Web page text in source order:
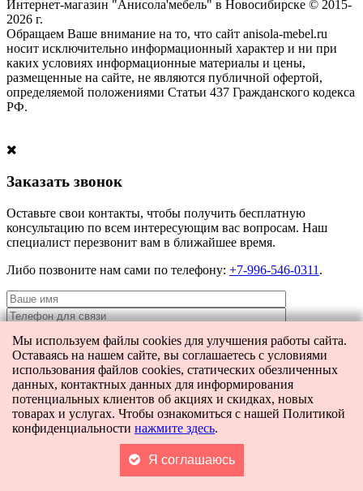
Интернет-магазин "Анисола'мебель" в Новосибирске © 2015-
2026 г.
Обращаем Ваше внимание на то, что сайт anisola-mebel.ru
носит исключительно информационный характер и ни при
каких условиях информационные материалы и цены,
размещенные на сайте, не являются публичной офертой,
определяемой положениями Статьи 437 Гражданского кодекса
РФ.
Заказать звонок
Оставьте свои контакты, чтобы получить бесплатную
консультацию по всем интересующим вас вопросам. Наш
специалист перезвонит вам в ближайшее время.
Либо позвоните нам сами по телефону: +7-996-546-0311 .
Я даю согласие наобработку персональных данныхи согласие на
передачу этих данных третьим лицам.
[contact-form-7 404 "Not Found"]
Поиск
Мы используем файлы cookies для улучшения работы сайта.
Оставаясь на нашем сайте, вы соглашаетесь с условиями
использования файлов cookies, статических обезличенных
данных, контактных данных для информирования
потенциальных клиентов об акциях и скидках, новых
товарах и услугах. Чтобы ознакомиться с нашей Политикой
конфиденциальности нажмите здесь.
Я соглашаюсь